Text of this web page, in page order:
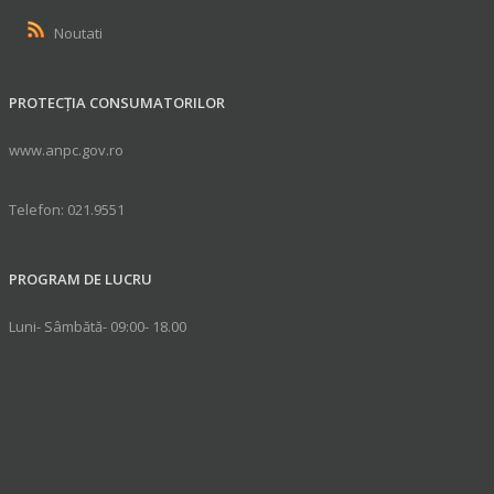
Noutati
PROTECȚIA CONSUMATORILOR
www.anpc.gov.ro
Telefon: 021.9551
PROGRAM DE LUCRU
Luni- Sâmbătă- 09:00- 18.00